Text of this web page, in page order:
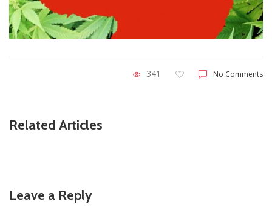
341 No Comments
Related Articles
Leave a Reply